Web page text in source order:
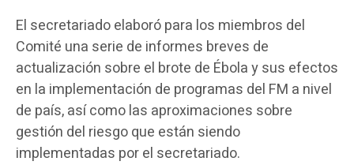
El secretariado elaboró para los miembros del
Comité una serie de informes breves de
actualización sobre el brote de Ébola y sus efectos
en la implementación de programas del FM a nivel
de país, así como las aproximaciones sobre
gestión del riesgo que están siendo
implementadas por el secretariado.